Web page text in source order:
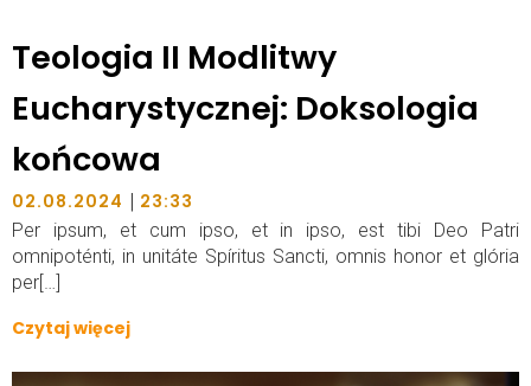
Teologia II Modlitwy
Eucharystycznej: Doksologia
końcowa
02.08.2024 | 23:33
Per ipsum, et cum ipso, et in ipso, est tibi Deo Patri
omnipoténti, in unitáte Spíritus Sancti, omnis honor et glória
per[…]
Czytaj więcej